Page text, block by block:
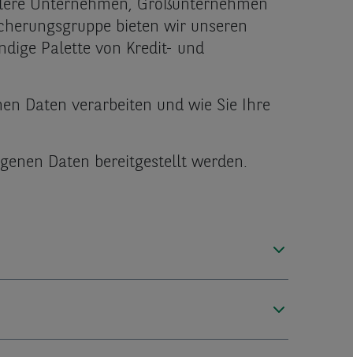
Unternehmen, Großunternehmen
bieten wir unseren
Palette von Kredit- und
Daten verarbeiten und wie Sie Ihre
Daten bereitgestellt werden.